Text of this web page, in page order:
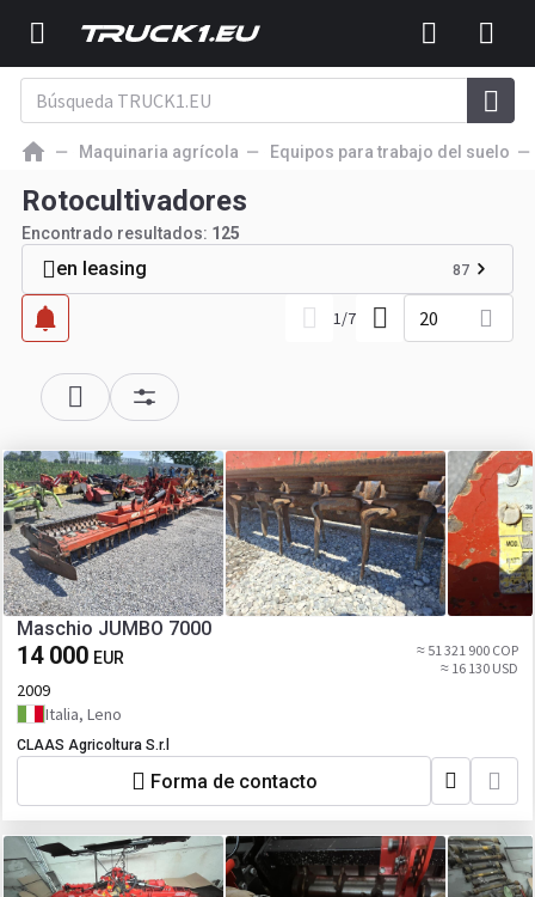
Maquinaria agrícola Equipos para trabajo del suelo
Rotocultivadores
Encontrado resultados: 125
en leasing 87
1/7 20
Maschio JUMBO 7000
14 000 EUR
≈ 51 321 900 COP
≈ 16 130 USD
2009
Italia, Leno
CLAAS Agricoltura S.r.l
Forma de contacto